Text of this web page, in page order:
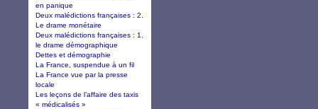
en panique
Deux malédictions françaises : 2.
Le drame monétaire
Deux malédictions françaises : 1.
le drame démographique
Dettes et démographie
La France, suspendue à un fil
La France vue par la presse
locale
Les leçons de l’affaire des taxis
« médicalisés »